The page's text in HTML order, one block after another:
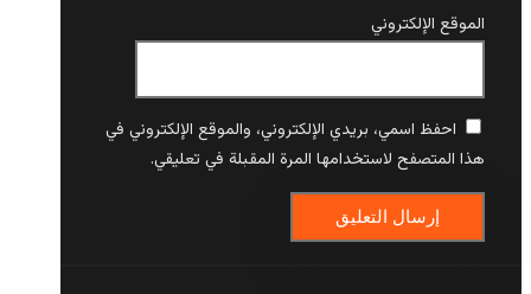
الموقع الإلكتروني
احفظ اسمي، بريدي الإلكتروني، والموقع الإلكتروني في
هذا المتصفح لاستخدامها المرة المقبلة في تعليقي.